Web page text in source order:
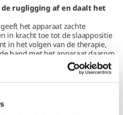
rugligging af en daalt het
het apparaat zachte
in kracht toe tot de slaappositie
in het volgen van de therapie,
band met het apparaat daarom
(POSAS).